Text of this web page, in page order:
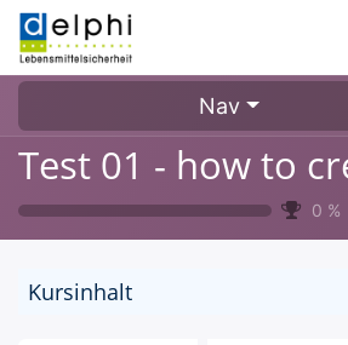
Zum Inhalt springen
Nav
0 %
Kursinhalt